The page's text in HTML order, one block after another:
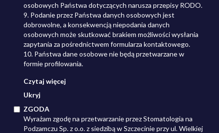
osobowych Państwa dotyczących narusza przepisy RODO.
9. Podanie przez Państwa danych osobowych jest
dobrowolne, a konsekwencją niepodania danych
osobowych może skutkować brakiem możliwości wysłania
zapytania za pośrednictwem formularza kontaktowego.
10. Państwa dane osobowe nie będą przetwarzane w
formie profilowania.
Czytaj więcej
Ukryj
ZGODA
Wyrażam zgodę na przetwarzanie przez Stomatologia na
Podzamczu Sp. z o.o. z siedzibą w Szczecinie przy ul. Wielkiej